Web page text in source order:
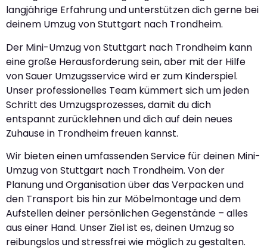
langjährige Erfahrung und unterstützen dich gerne bei
deinem Umzug von Stuttgart nach Trondheim.
Der Mini-Umzug von Stuttgart nach Trondheim kann
eine große Herausforderung sein, aber mit der Hilfe
von Sauer Umzugsservice wird er zum Kinderspiel.
Unser professionelles Team kümmert sich um jeden
Schritt des Umzugsprozesses, damit du dich
entspannt zurücklehnen und dich auf dein neues
Zuhause in Trondheim freuen kannst.
Wir bieten einen umfassenden Service für deinen Mini-
Umzug von Stuttgart nach Trondheim. Von der
Planung und Organisation über das Verpacken und
den Transport bis hin zur Möbelmontage und dem
Aufstellen deiner persönlichen Gegenstände – alles
aus einer Hand. Unser Ziel ist es, deinen Umzug so
reibungslos und stressfrei wie möglich zu gestalten.